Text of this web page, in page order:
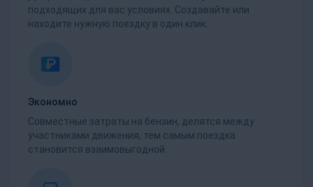
подходящих для вас условиях. Создавайте или
находите нужную поездку в один клик.
Экономно
Совместные затраты на бензин, делятся между
участниками движения, тем самым поездка
становится взаимовыгодной.